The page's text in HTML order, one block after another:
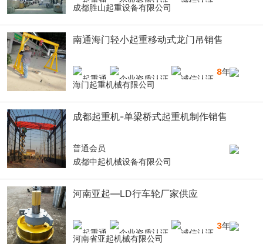
成都胜山起重设备有限公司
南通海门轻小起重移动式龙门吊销售
8年
海门起重机械有限公司
成都起重机-单梁桥式起重机制作销售
普通会员
成都中起机械设备有限公司
河南亚起—LD行车轮厂家供应
3年
河南省亚起机械有限公司